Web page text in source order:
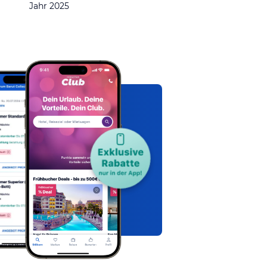
Jahr 2025